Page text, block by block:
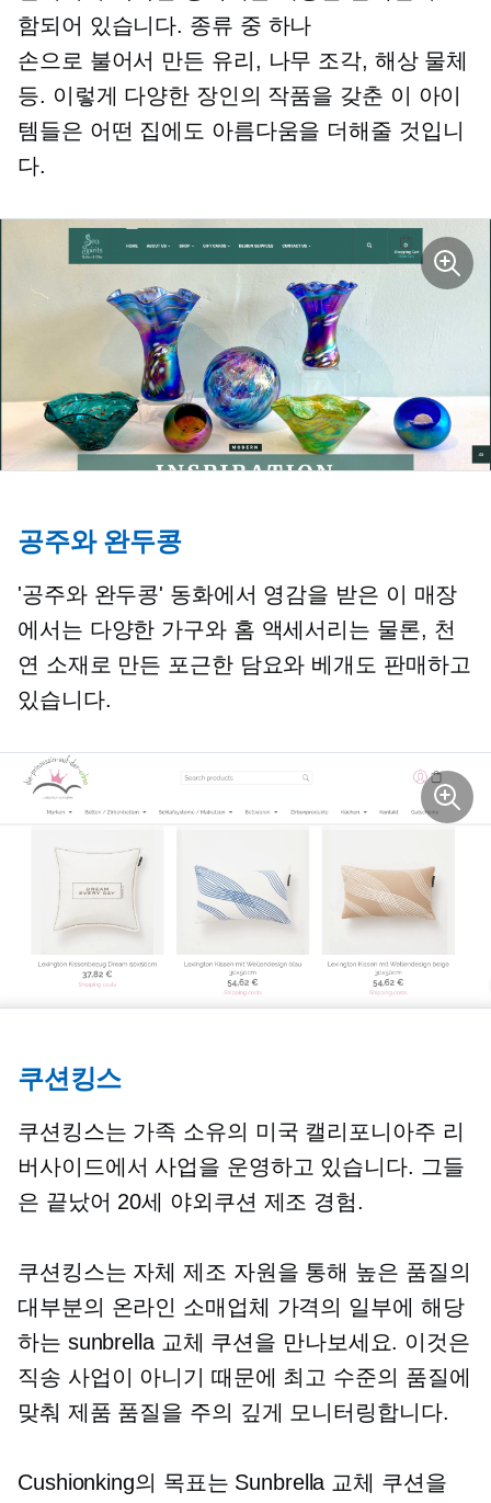
함되어 있습니다. 종류 중 하나
손으로 불어서 만든 유리, 나무 조각, 해상 물체
등. 이렇게 다양한 장인의 작품을 갖춘 이 아이
템들은 어떤 집에도 아름다움을 더해줄 것입니
다.
공주와 완두콩
'공주와 완두콩' 동화에서 영감을 받은 이 매장
에서는 다양한 가구와 홈 액세서리는 물론, 천
연 소재로 만든 포근한 담요와 베개도 판매하고
있습니다.
쿠션킹스
쿠션킹스는 가족 소유의 미국 캘리포니아주 리
버사이드에서 사업을 운영하고 있습니다. 그들
은 끝났어 20세 야외쿠션 제조 경험.
쿠션킹스는 자체 제조 자원을 통해 높은 품질의
대부분의 온라인 소매업체 가격의 일부에 해당
하는 sunbrella 교체 쿠션을 만나보세요. 이것은
직송 사업이 아니기 때문에 최고 수준의 품질에
맞춰 제품 품질을 주의 깊게 모니터링합니다.
Cushionking의 목표는 Sunbrella 교체 쿠션을